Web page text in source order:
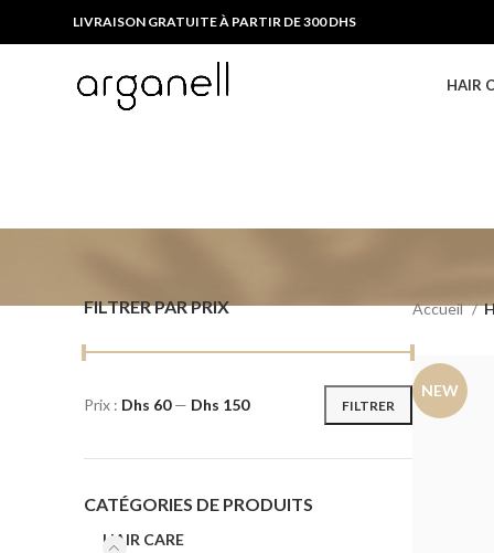
LIVRAISON GRATUITE À PARTIR DE 300 DHS
HAIR
FILTRER PAR PRIX
FILTRER
Prix : Dhs 60— Dhs 150
CATÉGORIES DE PRODUITS
HAIR CARE
Accueil
NEW